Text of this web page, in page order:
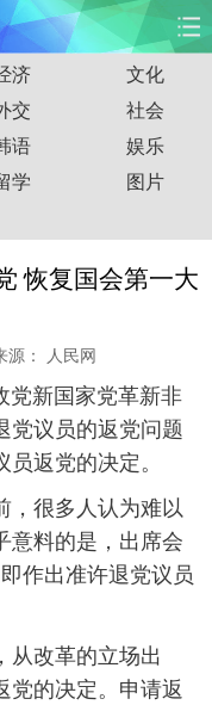
际 财经
事 教育
人 汽车
票 食品
化 数据
事 无人机
新华广播
济
文化
交
社会
语
娱乐
学
图片
恢复国会第一大
源： 人民网
新国家党革新非
党议员的返党问题
返党的决定。
很多人认为难以
意料的是，出席会
作出准许退党议员
改革的立场出
党的决定。申请返